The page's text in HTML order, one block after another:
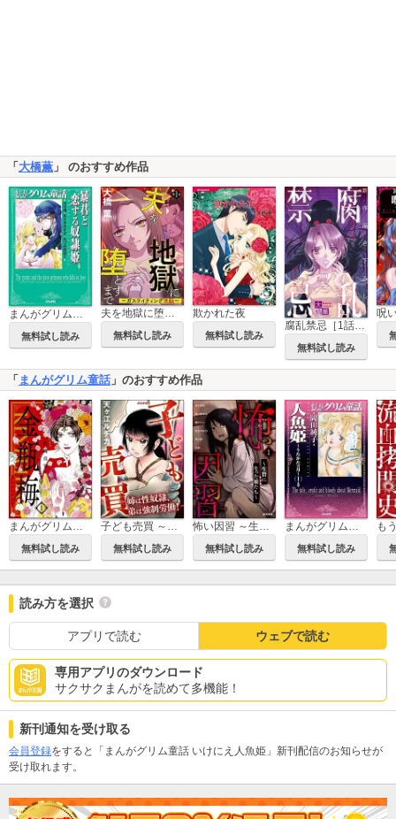
「 大橋薫 」 のおすすめ作品
まんがグリム童話 暴君と恋する奴隷姫
無料試し読み
夫を地獄に堕とすまで ～ガスライティング洗脳～（分冊版）
無料試し読み
欺かれた夜
無料試し読み
腐乱禁忌［1話売り］
無料試し読み
「 まんがグリム童話 」のおすすめ作品
無料試し読み 無料試し読み 無料試し読み 無料試し読み
読み方を選択
アプリで読む ウェブで読む
専用アプリのダウンロード
サクサクまんがを読めて多機能！
新刊通知を受け取る
会員登録をすると「まんがグリム童話 いけにえ人魚姫」新刊配信のお知らせが
受け取れます。